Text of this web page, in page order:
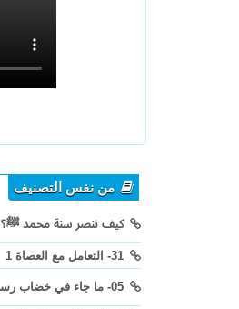
من نفس التصنيف
كيف ننصر سنة محمد ﷺ؟